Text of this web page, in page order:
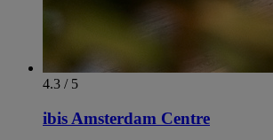
4.3 / 5
ibis Amsterdam Centre